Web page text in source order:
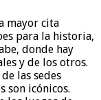
mayor cita
para la historia,
donde hay
y de los otros.
las sedes
son icónicos.